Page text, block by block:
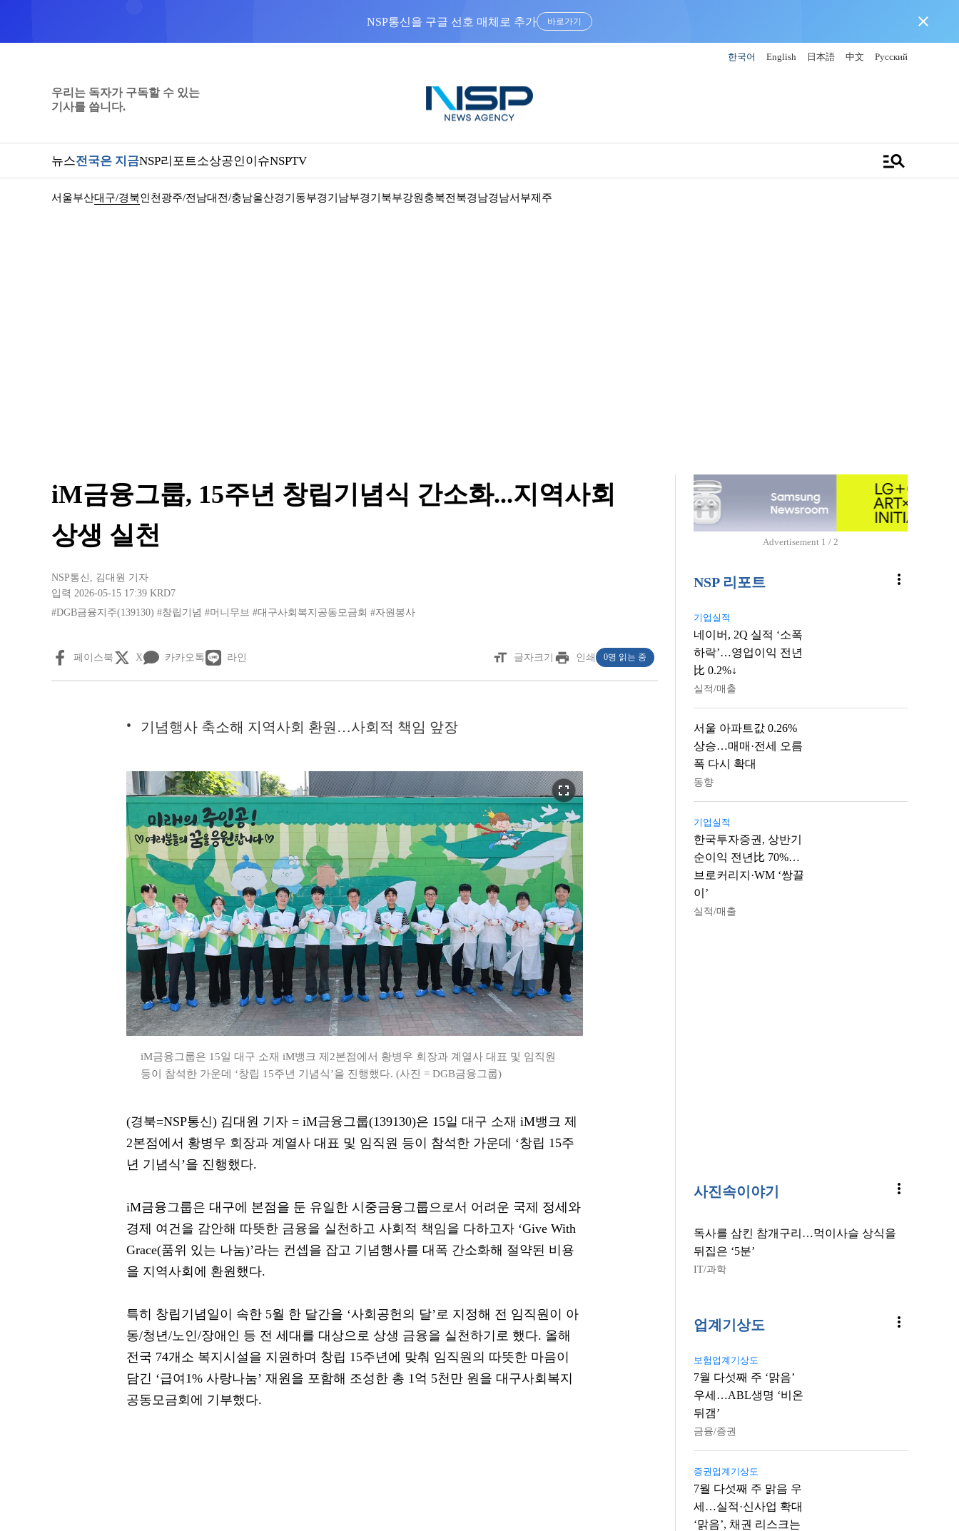
NSP통신을 구글 선호 매체로 추가 바로가기 close
한국어 English 日本語 中文 Русский
우리는 독자가 구독할 수 있는
기사를 씁니다.
뉴스전국은 지금NSP리포트소상공인이슈NSPTV manage_search
서울부산대구/경북인천 광주/전남대전/충남울산경기동부경기남부경기북부강원 충북전북경남경남서부제주
iM금융그룹, 15주년 창립기념식 간소화...지역사회
상생 실천
NSP통신 , 김대원 기자
입력 2026-05-15 17:39 KRD7
#DGB금융지주(139130) #창립기념 #머니무브 #대구사회복지공동모금회 #자원봉사
페이스북 X 카카오톡 라인 format_size 글자크기 print 인쇄 0명 읽는 중
기념행사 축소해 지역사회 환원…사회적 책임 앞장
fullscreen
iM금융그룹은 15일 대구 소재 iM뱅크 제2본점에서 황병우 회장과 계열사 대표 및 임직원
등이 참석한 가운데 ‘창립 15주년 기념식’을 진행했다. (사진 = DGB금융그룹)
(경북=NSP통신) 김대원 기자 = iM금융그룹(139130)은 15일 대구 소재 iM뱅크 제
2본점에서 황병우 회장과 계열사 대표 및 임직원 등이 참석한 가운데 ‘창립 15주
년 기념식’을 진행했다.
iM금융그룹은 대구에 본점을 둔 유일한 시중금융그룹으로서 어려운 국제 정세와
경제 여건을 감안해 따뜻한 금융을 실천하고 사회적 책임을 다하고자 ‘Give With
Grace(품위 있는 나눔)’라는 컨셉을 잡고 기념행사를 대폭 간소화해 절약된 비용
을 지역사회에 환원했다.
특히 창립기념일이 속한 5월 한 달간을 ‘사회공헌의 달’로 지정해 전 임직원이 아
동/청년/노인/장애인 등 전 세대를 대상으로 상생 금융을 실천하기로 했다. 올해
전국 74개소 복지시설을 지원하며 창립 15주년에 맞춰 임직원의 따뜻한 마음이
담긴 ‘급여1% 사랑나눔’ 재원을 포함해 조성한 총 1억 5천만 원을 대구사회복지
공동모금회에 기부했다.
Advertisement 1 / 2
NSP 리포트 more_vert
기업실적
네이버, 2Q 실적 ‘소폭
하락’…영업이익 전년
比 0.2%↓
실적/매출
서울 아파트값 0.26%
상승…매매·전세 오름
폭 다시 확대
동향
기업실적
한국투자증권, 상반기
순이익 전년比 70%…
브로커리지·WM ‘쌍끌
이’
실적/매출
사진속이야기 more_vert
독사를 삼킨 참개구리…먹이사슬 상식을
뒤집은 ‘5분’
IT/과학
업계기상도 more_vert
보험업계기상도
7월 다섯째 주 ‘맑음’
우세…ABL생명 ‘비온
뒤갬’
금융/증권
증권업계기상도
7월 다섯째 주 맑음 우
세…실적·신사업 확대
‘맑음’, 채권 리스크는